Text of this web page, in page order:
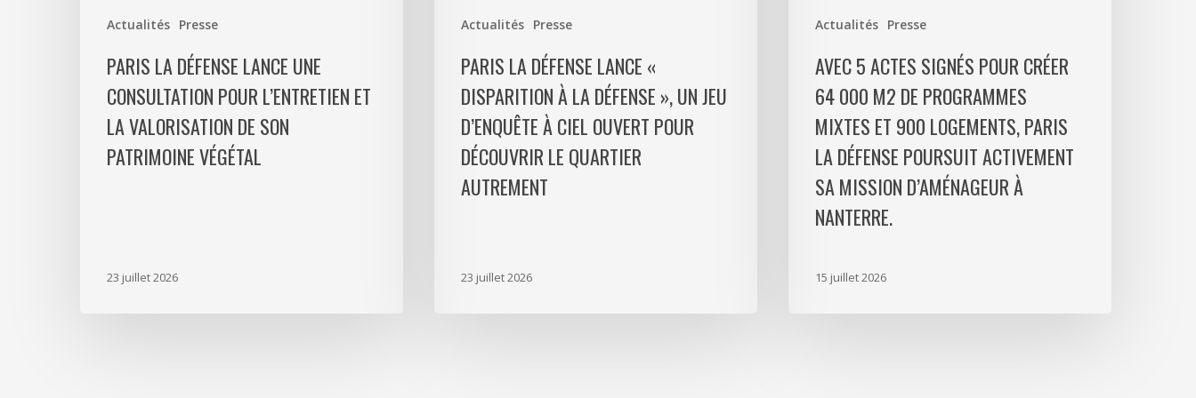
Actualités Presse
valorisation
patrimoine
végétal
PARIS LA DÉFENSE LANCE UNE
CONSULTATION POUR L’ENTRETIEN ET
LA VALORISATION DE SON
PATRIMOINE VÉGÉTAL
23 juillet 2026
Actualités Presse
d’enquête
ouvert
découvrir
PARIS LA DÉFENSE LANCE «
DISPARITION À LA DÉFENSE », UN JEU
D’ENQUÊTE À CIEL OUVERT POUR
DÉCOUVRIR LE QUARTIER
AUTREMENT
23 juillet 2026
Actualités Presse
programmes
logements,
Paris
Défense
poursuit
mission
AVEC 5 ACTES SIGNÉS POUR CRÉER
64 000 M2 DE PROGRAMMES
MIXTES ET 900 LOGEMENTS, PARIS
LA DÉFENSE POURSUIT ACTIVEMENT
SA MISSION D’AMÉNAGEUR À
NANTERRE.
15 juillet 2026